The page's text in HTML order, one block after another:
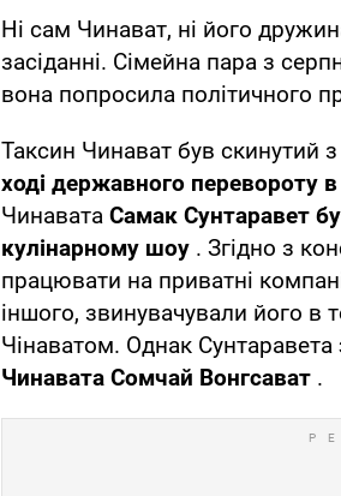
Ні сам Чинават, ні його
засіданні. Сімейна пара з
вона попросила політичного
Таксин Чинават був скинутий
ході державного перевороту
Чинавата Самак Сунтаравет
кулінарному шоу . Згідно з
працювати на приватні
іншого, звинувачували його в
Чінаватом. Однак Сунтаравета
Чинавата Сомчай Вонгсават .